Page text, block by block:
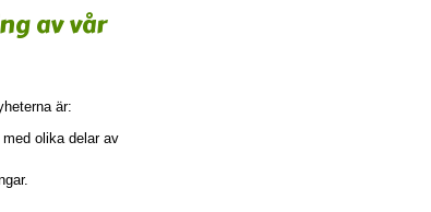
av vår
är:
olika delar av